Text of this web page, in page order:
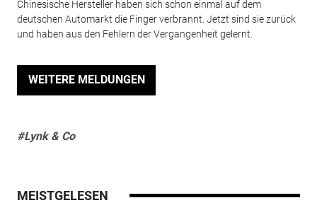
Chinesische Hersteller haben sich schon einmal auf dem
deutschen Automarkt die Finger verbrannt. Jetzt sind sie zurück
und haben aus den Fehlern der Vergangenheit gelernt.
WEITERE MELDUNGEN
#Lynk & Co
MEISTGELESEN